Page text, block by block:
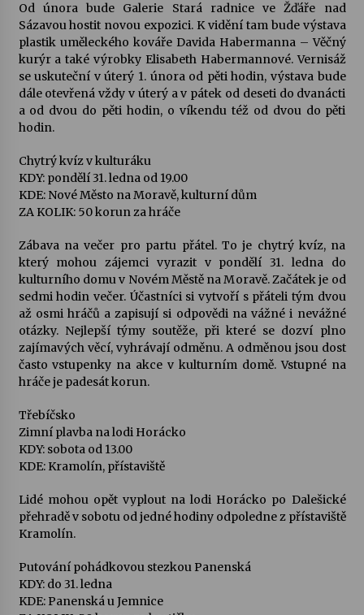
Od února bude Galerie Stará radnice ve Žďáře nad
Sázavou hostit novou expozici. K vidění tam bude výstava
plastik uměleckého kováře Davida Habermanna – Věčný
kurýr a také výrobky Elisabeth Habermannové. Vernisáž
se uskuteční v úterý 1. února od pěti hodin, výstava bude
dále otevřená vždy v úterý a v pátek od deseti do dvanácti
a od dvou do pěti hodin, o víkendu též od dvou do pěti
hodin.
Chytrý kvíz v kulturáku
KDY: pondělí 31. ledna od 19.00
KDE: Nové Město na Moravě, kulturní dům
ZA KOLIK: 50 korun za hráče
Zábava na večer pro partu přátel. To je chytrý kvíz, na
který mohou zájemci vyrazit v pondělí 31. ledna do
kulturního domu v Novém Městě na Moravě. Začátek je od
sedmi hodin večer. Účastníci si vytvoří s přáteli tým dvou
až osmi hráčů a zapisují si odpovědi na vážné i nevážné
otázky. Nejlepší týmy soutěže, při které se dozví plno
zajímavých věcí, vyhrávají odměnu. A odměnou jsou dost
často vstupenky na akce v kulturním domě. Vstupné na
hráče je padesát korun.
Třebíčsko
Zimní plavba na lodi Horácko
KDY: sobota od 13.00
KDE: Kramolín, přístaviště
Lidé mohou opět vyplout na lodi Horácko po Dalešické
přehradě v sobotu od jedné hodiny odpoledne z přístaviště
Kramolín.
Putování pohádkovou stezkou Panenská
KDY: do 31. ledna
KDE: Panenská u Jemnice